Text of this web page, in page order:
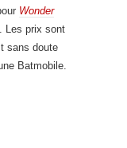
Wonder
Les prix sont
sans doute
Batmobile.